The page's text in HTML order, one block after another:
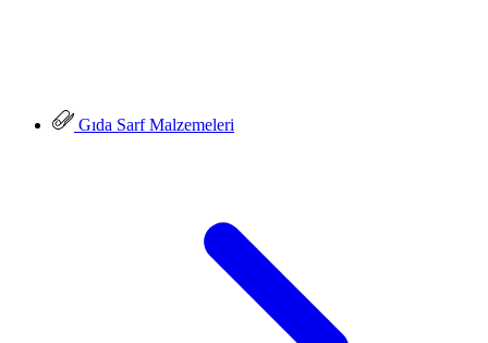
Gıda Sarf Malzemeleri